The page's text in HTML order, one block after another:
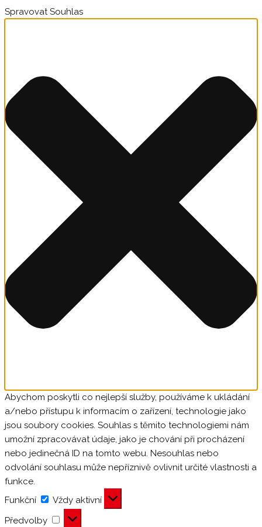
Spravovat Souhlas
Abychom poskytli co nejlepší služby, používáme k ukládání
a/nebo přístupu k informacím o zařízení, technologie jako
jsou soubory cookies. Souhlas s těmito technologiemi nám
umožní zpracovávat údaje, jako je chování při procházení
nebo jedinečná ID na tomto webu. Nesouhlas nebo
odvolání souhlasu může nepříznivě ovlivnit určité vlastnosti a
funkce.
Funkční
Funkční
Vždy aktivní
Předvolby
Předvolby